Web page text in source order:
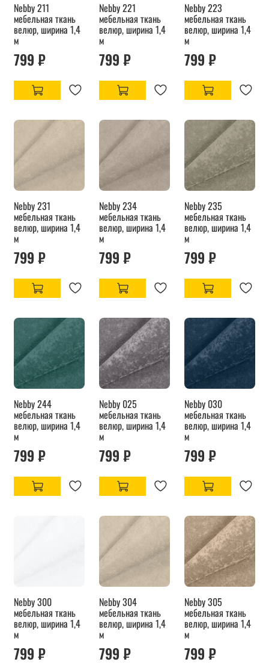
Nebby 211
мебельная ткань
велюр, ширина 1,4
м
799 ₽
Nebby 221
мебельная ткань
велюр, ширина 1,4
м
799 ₽
Nebby 223
мебельная ткань
велюр, ширина 1,4
м
799 ₽
Nebby 231
мебельная ткань
велюр, ширина 1,4
м
799 ₽
Nebby 234
мебельная ткань
велюр, ширина 1,4
м
799 ₽
Nebby 235
мебельная ткань
велюр, ширина 1,4
м
799 ₽
Nebby 244
мебельная ткань
велюр, ширина 1,4
м
799 ₽
Nebby 025
мебельная ткань
велюр, ширина 1,4
м
799 ₽
Nebby 030
мебельная ткань
велюр, ширина 1,4
м
799 ₽
Nebby 300
мебельная ткань
велюр, ширина 1,4
м
799 ₽
Nebby 304
мебельная ткань
велюр, ширина 1,4
м
799 ₽
Nebby 305
мебельная ткань
велюр, ширина 1,4
м
799 ₽